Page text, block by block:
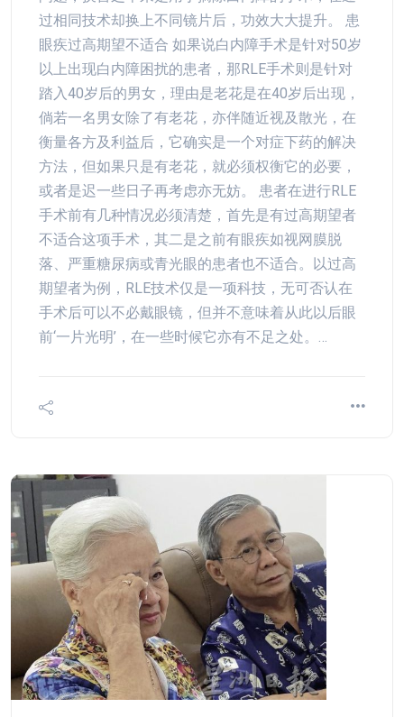
过相同技术却换上不同镜片后，功效大大提升。 患
眼疾过高期望不适合 如果说白内障手术是针对50岁
以上出现白内障困扰的患者，那RLE手术则是针对
踏入40岁后的男女，理由是老花是在40岁后出现，
倘若一名男女除了有老花，亦伴随近视及散光，在
衡量各方及利益后，它确实是一个对症下药的解决
方法，但如果只是有老花，就必须权衡它的必要，
或者是迟一些日子再考虑亦无妨。 患者在进行RLE
手术前有几种情况必须清楚，首先是有过高期望者
不适合这项手术，其二是之前有眼疾如视网膜脱
落、严重糖尿病或青光眼的患者也不适合。以过高
期望者为例，RLE技术仅是一项科技，无可否认在
手术后可以不必戴眼镜，但并不意味着从此以后眼
前‘一片光明’，在一些时候它亦有不足之处。…